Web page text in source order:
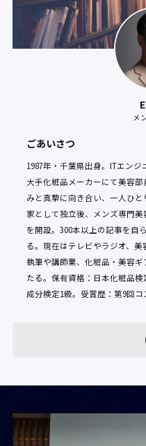
メ
ごあいさつ
1987年・千葉県出身。ITエンジ
大手化粧品メーカーにて美容
みと真摯に向き合い、一人ひ
家として独立後、メンズ専門美
を開設。300本以上の記事を自
る。現在はテレビやラジオ、美
執筆や講師業、化粧品・美容
たる。保有資格：日本化粧品
成分検定1級。受賞歴：第9回コ